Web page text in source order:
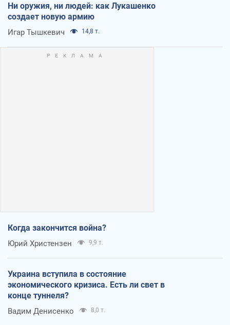
Ни оружия, ни людей: как Лукашенко
создает новую армию
Игар Тышкевич 14,8 т.
Когда закончится война?
Юрий Христензен 9,9 т.
Украина вступила в состояние
экономического кризиса. Есть ли свет в
конце туннеля?
Вадим Денисенко 8,0 т.